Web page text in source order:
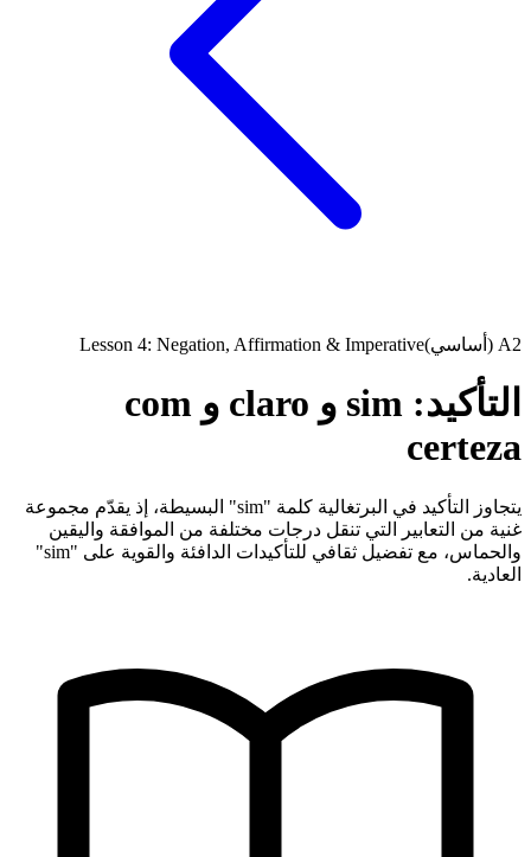
A2 (أساسي) Lesson 4: Negation, Affirmation & Imperative
التأكيد: sim و claro و com
certeza
يتجاوز التأكيد في البرتغالية كلمة "sim" البسيطة، إذ يقدّم مجموعة
غنية من التعابير التي تنقل درجات مختلفة من الموافقة واليقين
والحماس، مع تفضيل ثقافي للتأكيدات الدافئة والقوية على "sim"
العادية.